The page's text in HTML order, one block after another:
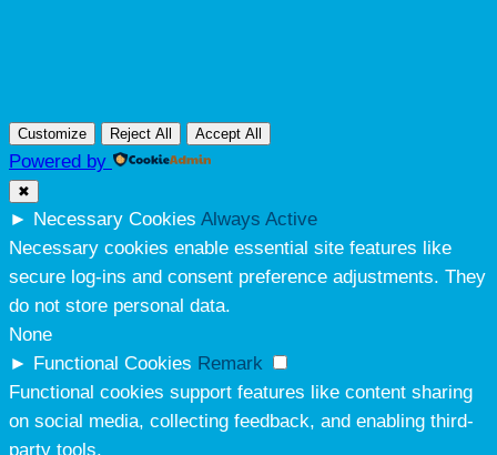
Customize Reject All Accept All
Powered by
✖
► Necessary Cookies Always Active
Necessary cookies enable essential site features like
secure log-ins and consent preference adjustments. They
do not store personal data.
None
►
Functional Cookies Remark
Functional cookies support features like content sharing
on social media, collecting feedback, and enabling third-
party tools.